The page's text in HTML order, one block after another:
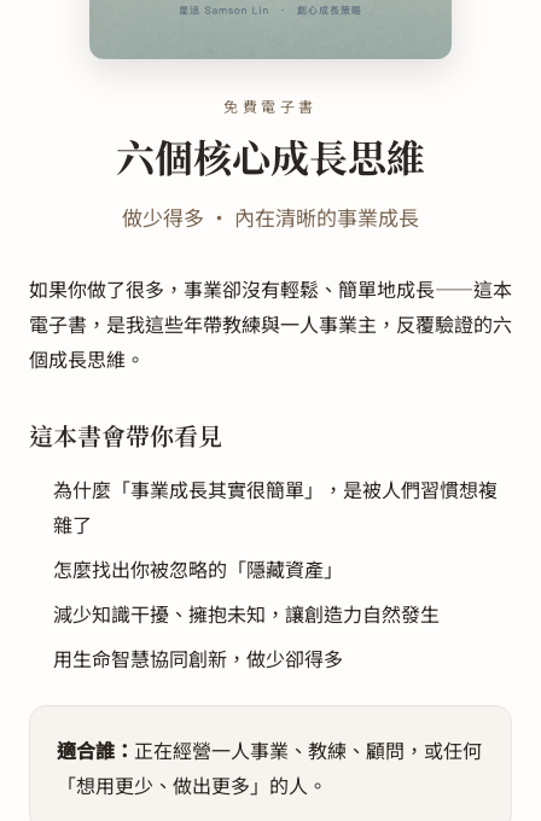
免費電子書
六個核心成長思維
做少得多 · 內在清晰的事業成長
如果你做了很多，事業卻沒有輕鬆、簡單地成長——這本
電子書，是我這些年帶教練與一人事業主，反覆驗證的六
個成長思維。
這本書會帶你看見
為什麼「事業成長其實很簡單」，是被人們習慣想複
雜了
怎麼找出你被忽略的「隱藏資產」
減少知識干擾、擁抱未知，讓創造力自然發生
用生命智慧協同創新，做少卻得多
適合誰： 正在經營一人事業、教練、顧問，或任何
「想用更少、做出更多」的人。